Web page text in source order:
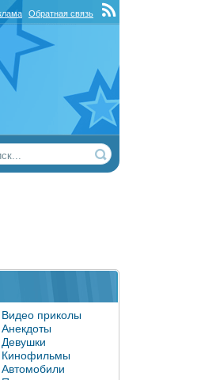
Видео приколы
Анекдоты
Девушки
Кинофильмы
Автомобили
Обратная связь